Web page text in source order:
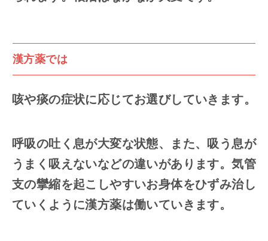
漢方薬では
咳や痰の症状に応じてお選びしていきます。
呼吸の吐く息が大変な状態、また、吸う息が
うまく吸えないなどの違いがあります。気管
支の攣縮を起こしやすいお身体をひずみ治し
ていくように漢方薬は働いていきます。